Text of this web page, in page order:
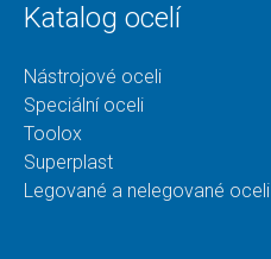
Katalog ocelí
Nástrojové oceli
Speciální oceli
Toolox
Superplast
Legované a nelegované oceli